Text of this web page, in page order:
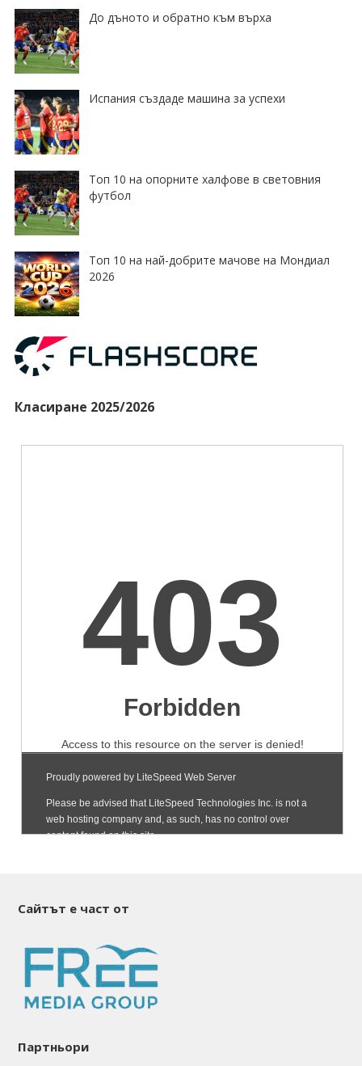
До дъното и обратно към върха
Испания създаде машина за успехи
Топ 10 на опорните халфове в световния
футбол
Топ 10 на най-добрите мачове на Мондиал
2026
Класиране 2025/2026
Сайтът е част от
Партньори